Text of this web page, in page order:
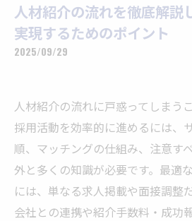
人材紹介の流れを徹底解説
実現するためのポイント
2025/09/29
人材紹介の流れに戸惑ってしまう
採用活動を効率的に進めるには、
順、マッチングの仕組み、注意す
外と多くの知識が必要です。最適
には、単なる求人掲載や面接調整
会社との連携や紹介手数料・成功